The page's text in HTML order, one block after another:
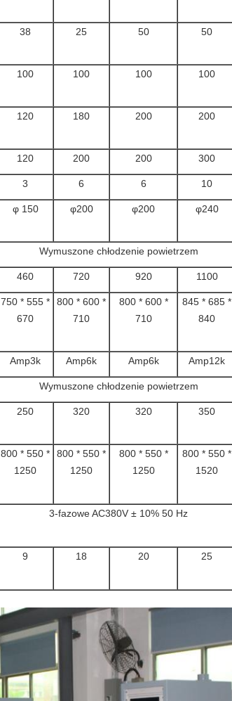
38 25 50 50
100 100 100 100
120 180 200 200
120 200 200 300
3 6 6 10
φ 150 φ200 φ200 φ240
Wymuszone chłodzenie powietrzem
460 720 920 1100
750 * 555 *
670
800 * 600 *
710
800 * 600 *
710
845 * 685 *
840
Amp3k Amp6k Amp6k Amp12k
Wymuszone chłodzenie powietrzem
250 320 320 350
800 * 550 *
1250
800 * 550 *
1250
800 * 550 *
1250
800 * 550 *
1520
3-fazowe AC380V ± 10% 50 Hz
9 18 20 25